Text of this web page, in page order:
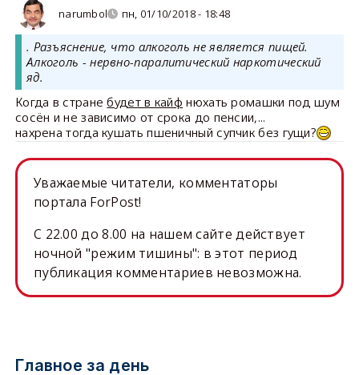
narumbol пн, 01/10/2018 - 18:48
. Разъяснение, что алкоголь не является пищей.
Алкоголь - нервно-паралитический наркотический
яд.
Когда в странебудет в кайф нюхать ромашки под шум
сосён и не зависимо от срока до пенсии,...
нахрена тогда кушать пшеничный супчик без гущи?
Уважаемые читатели, комментаторы
портала ForPost!
C 22.00 до 8.00 на нашем сайте действует
ночной "режим тишины": в этот период
публикация комментариев невозможна.
Главное за день